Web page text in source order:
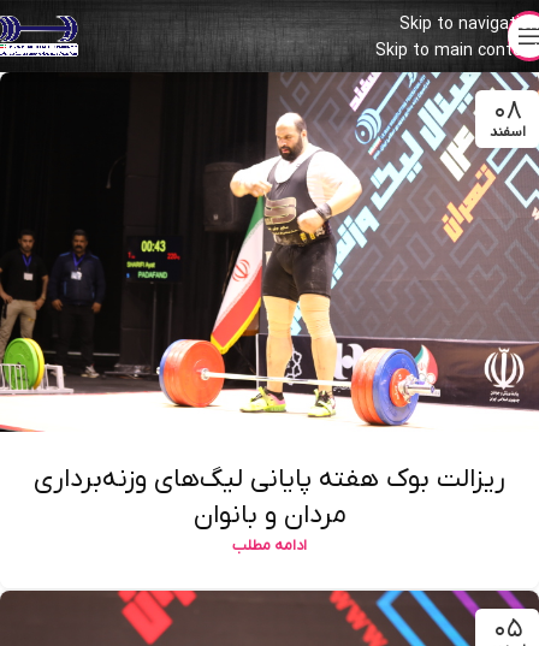
Skip to navigation
Skip to main content
۰۸
اسفند
ریزالت بوک هفته پایانی لیگ‌های وزنه‌برداری
مردان و بانوان
ادامه مطلب
۰۵